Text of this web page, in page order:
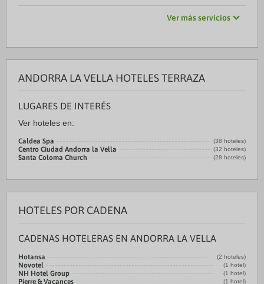
Ver más servicios
ANDORRA LA VELLA HOTELES TERRAZA
LUGARES DE INTERÉS
Ver hoteles en:
Caldea Spa (38 hoteles)
Centro Ciudad Andorra la Vella (32 hoteles)
Santa Coloma Church (28 hoteles)
HOTELES POR CADENA
CADENAS HOTELERAS EN ANDORRA LA VELLA
Hotansa (2 hoteles)
Novotel (1 hotel)
NH Hotel Group (1 hotel)
Pierre & Vacances (1 hotel)